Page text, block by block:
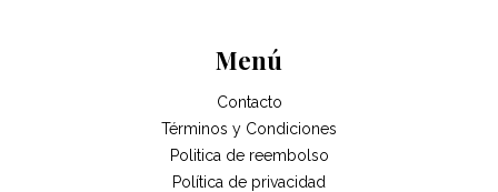
Menú
Contacto
Términos y Condiciones
Politica de reembolso
Política de privacidad